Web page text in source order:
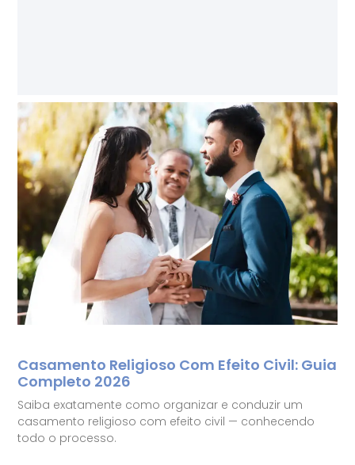
Casamento Religioso Com Efeito Civil: Guia
Completo 2026
Saiba exatamente como organizar e conduzir um
casamento religioso com efeito civil — conhecendo
todo o processo.